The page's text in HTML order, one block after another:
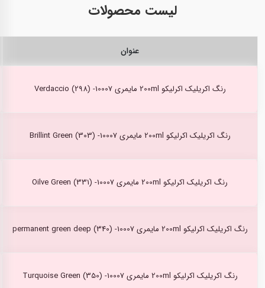
لیست محصولات
عنوان
رنگ اکریلیک اکرلیکو 200ml مایمری Verdaccio (298) -10007
رنگ اکریلیک اکرلیکو 200ml مایمری Brillint Green (303) -10007
رنگ اکریلیک اکرلیکو 200ml مایمری Oilve Green (331) -10007
رنگ اکریلیک اکرلیکو 200ml مایمری permanent green deep (340) -10007
رنگ اکریلیک اکرلیکو 200ml مایمری Turquoise Green (350) -10007